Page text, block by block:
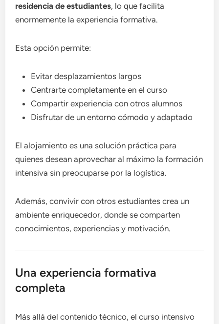
residencia de estudiantes, lo que facilita
enormemente la experiencia formativa.
Esta opción permite:
Evitar desplazamientos largos
Centrarte completamente en el curso
Compartir experiencia con otros alumnos
Disfrutar de un entorno cómodo y adaptado
El alojamiento es una solución práctica para
quienes desean aprovechar al máximo la formación
intensiva sin preocuparse por la logística.
Además, convivir con otros estudiantes crea un
ambiente enriquecedor, donde se comparten
conocimientos, experiencias y motivación.
Una experiencia formativa
completa
Más allá del contenido técnico, el curso intensivo